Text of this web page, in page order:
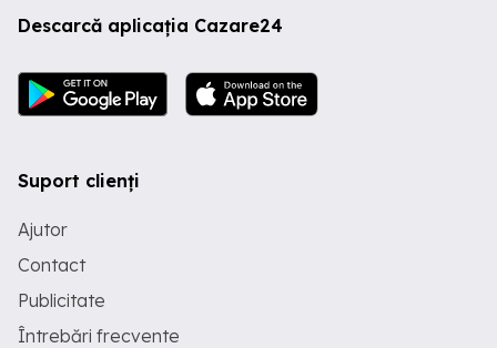
Descarcă aplicația Cazare24
Suport clienți
Ajutor
Contact
Publicitate
Întrebări frecvente